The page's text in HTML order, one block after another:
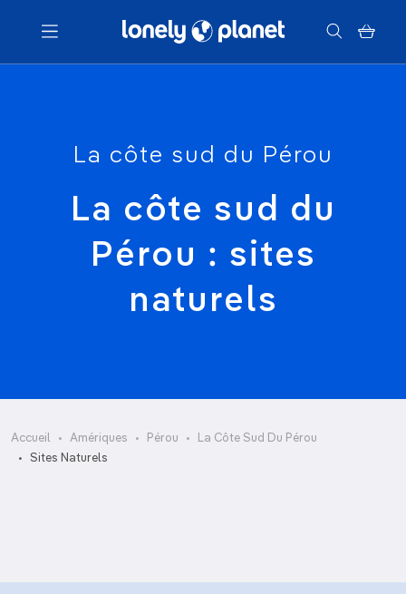
Menu
Votre recherche
La côte sud du Pérou
La côte sud du
Pérou : sites
naturels
Accueil Amériques Pérou
La Côte Sud Du Pérou
Sites Naturels